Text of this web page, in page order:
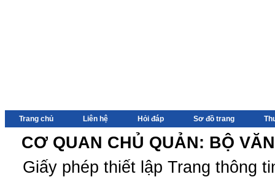
Trang chủ Liên hệ Hỏi đáp Sơ đồ trang
CƠ QUAN CHỦ QUẢN: BỘ
Giấy phép thiết lập Trang thông